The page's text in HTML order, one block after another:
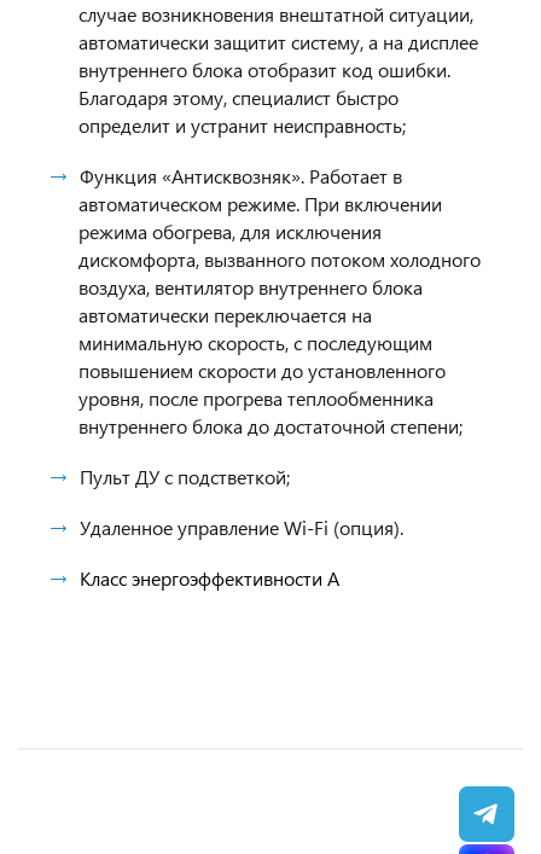
случае возникновения внештатной ситуации,
автоматически защитит систему, а на дисплее
внутреннего блока отобразит код ошибки.
Благодаря этому, специалист быстро
определит и устранит неисправность;
Функция «Антисквозняк». Работает в
автоматическом режиме. При включении
режима обогрева, для исключения
дискомфорта, вызванного потоком холодного
воздуха, вентилятор внутреннего блока
автоматически переключается на
минимальную скорость, с последующим
повышением скорости до установленного
уровня, после прогрева теплообменника
внутреннего блока до достаточной степени;
Пульт ДУ с подстветкой;
Удаленное управление Wi-Fi (опция).
Класс энергоэффективности A